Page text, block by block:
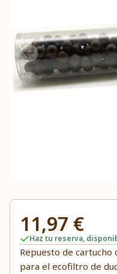
11,97 €
Haz tu reserva,
Repuesto de cartucho
para el ecofiltro de